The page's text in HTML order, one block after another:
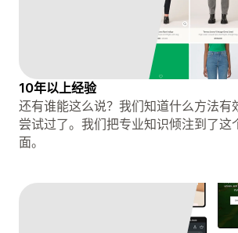
10年以上经验
还有谁能这么说？我们知道什么方法有
尝试过了。我们把专业知识倾注到了这
面。